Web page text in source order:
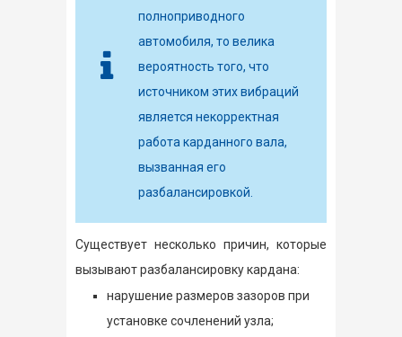
полноприводного
автомобиля, то велика
вероятность того, что
источником этих вибраций
является некорректная
работа карданного вала,
вызванная его
разбалансировкой.
Существует несколько причин, которые
вызывают разбалансировку кардана:
нарушение размеров зазоров при
установке сочленений узла;